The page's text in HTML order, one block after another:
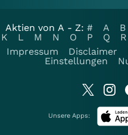
Aktien von A - Z: # A B
K
L M N O P Q R
Impressum
Disclaimer
Einstellungen
Unsere Apps: